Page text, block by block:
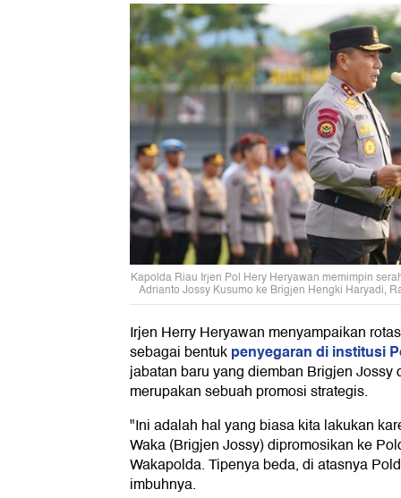
Kapolda Riau Irjen Pol Hery Heryawan memimpin
Adrianto Jossy Kusumo ke Brigjen Hengki Haryadi,
Irjen Herry Heryawan menyampaikan
sebagai bentukpenyegaran di institusi
jabatan baru yang diemban Brigjen Jossy
merupakan sebuah promosi strategis.
"Ini adalah hal yang biasa kita lakukan
Waka (Brigjen Jossy) dipromosikan ke
Wakapolda. Tipenya beda, di atasnya
imbuhnya.